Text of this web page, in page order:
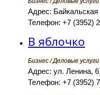
Адрес:
Телефон: +7 (3952)
В яблочко
Бизнес / Деловые
Адрес: ул. Ленина,
Телефон: +7 (3952)